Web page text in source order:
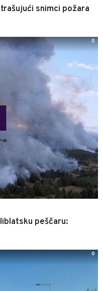
snimci požara
peščaru:
0
0